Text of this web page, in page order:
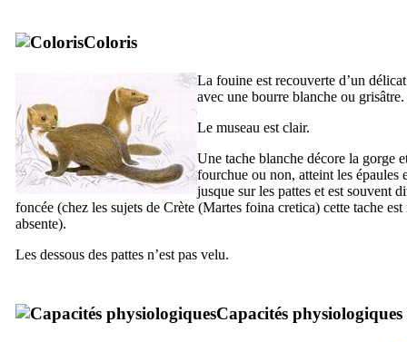
Coloris
La fouine est recouverte d’un
avec une bourre blanche ou grisâtre.
Le museau est clair.
Une tache blanche décore la gorge
fourchue ou non, atteint les épaules
jusque sur les pattes et est souvent
foncée (chez les sujets de Crète (Martes foina cretica) cette tache
absente).
Les dessous des pattes n’est pas velu.
Capacités physiologiques